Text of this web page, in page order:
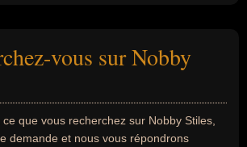
vous sur Nobby
que vous recherchez sur Nobby Stiles,
demande et nous vous répondrons